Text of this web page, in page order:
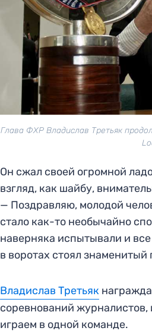
Глава ФХР Владислав Третьяк
Он сжал своей огромной
взгляд, как шайбу,
— Поздравляю, молодой
стало как-то необычайно
наверняка испытывали и
в воротах стоял знаменитый
Владислав Третьяк
соревнований
играем в одной команде.